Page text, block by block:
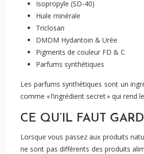
Isopropyle (SD-40)
Huile minérale
Triclosan
DMDM Hydantoin & Urée
Pigments de couleur FD & C
Parfums synthétiques
Les parfums synthétiques sont un
comme « l’ingrédient secret » qui rend
CE QU’IL FAUT
Lorsque vous passez aux produits
ne sont pas différents des produits